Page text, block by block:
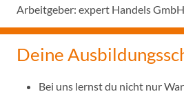
Arbeitgeber: expert Handels GmbH
Deine
Bei uns lernst du nicht nur